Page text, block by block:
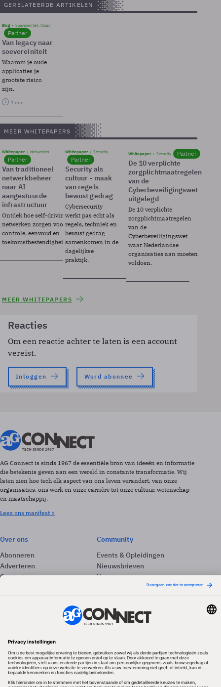
GERELATEERDE ARTIKELEN
Blog Soevereinteit, Cloud
Partner
Van legacy naar
soevereiniteit
Waarom je oude
applicaties je
grootste risico
zijn.
1 min
MEER WHITEPAPERS
Whitepaper Netwerken
Partner
Van traditioneel
netwerkbeheer
naar AI
aangestuurde
infrastructuur
Ontdek hoe self-driving
netwerken zorgen voor
controle, eenvoud en
toekomstbestendigheid.
Whitepaper Security
Partner
Security als
cultuur - maak
van regels
bewust gedrag
Cybersecurity
werkt pas echt als
regels, techniek en
bewust gedrag
samenkomen in de
dagelijkse
praktijk.
Whitepaper Security Partner
De 10 verplichte
zorgplichtmaatregelen
van de
Cyberbeveiligingswet
uitgelegd
De 10 verplichte
zorgplichtmaatregelen
van de
Cyberbeveiligingswet
waar Nederlandse
organisaties aan moeten
voldoen.
MEER WHITEPAPERS
Reacties
Om een reactie achter te laten is een account
vereist.
Inloggen Word abonnee
AG Connect is sinds 1967 de essentiële bron van ideeën en informatie
die betekenis geven aan een wereld in constante transformatie. Wij
laten zien hoe tech elk aspect van ons leven verandert, van onze
organisaties, ons werk en onze carrière tot onze cultuur, wetenschap
en maatschappij.
Lees ons manifest >
Over ons
Abonneren
Adverteren
Contact
Community
Events & Opleidingen
Nieuwsbrieven
Vacatures
Redactionele partner